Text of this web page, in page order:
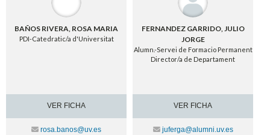
BAÑOS RIVERA, ROSA MARIA
PDI-Catedratic/a d'Universitat
VER FICHA
Contacte
rosa.banos@uv.es
FERNANDEZ GARRIDO, JULIO
JORGE
Alumn.-Servei de Formacio Permanent
Director/a de Departament
VER FICHA
Contacte
juferga@alumni.uv.es